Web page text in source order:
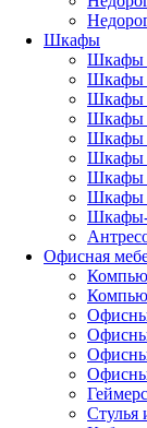
Шкафы
Шкафы
Шкафы
Шкафы
Шкафы
Шкафы
Шкафы
Шкафы
Шкафы
Офисная
Стулья